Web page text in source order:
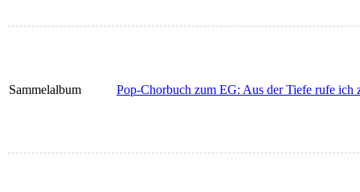
Sammelalbum Pop-Chorbuch zum EG: Aus der Tiefe rufe ich